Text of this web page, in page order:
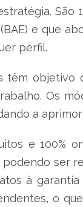
São
e que
perfil.
têm objetivo
Os
a
e 100%
podendo
à
o